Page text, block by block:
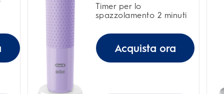
Timer per lo
spazzolamento 2 minuti
Acquista ora